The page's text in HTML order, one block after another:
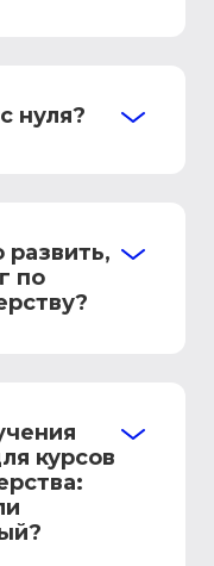
нуля?
по
курсов